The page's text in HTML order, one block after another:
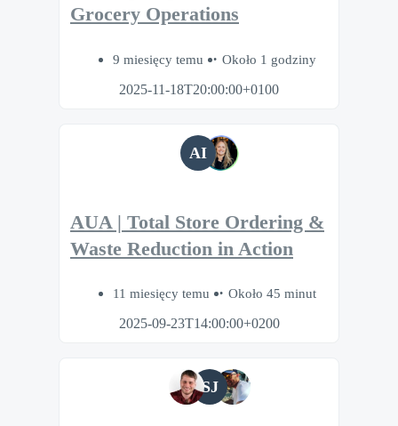
Grocery Operations
9 miesięcy temu
Około 1 godziny
2025-11-18T20:00:00+0100
AI
AUA | Total Store Ordering &
Waste Reduction in Action
11 miesięcy temu
Około 45 minut
2025-09-23T14:00:00+0200
SJ